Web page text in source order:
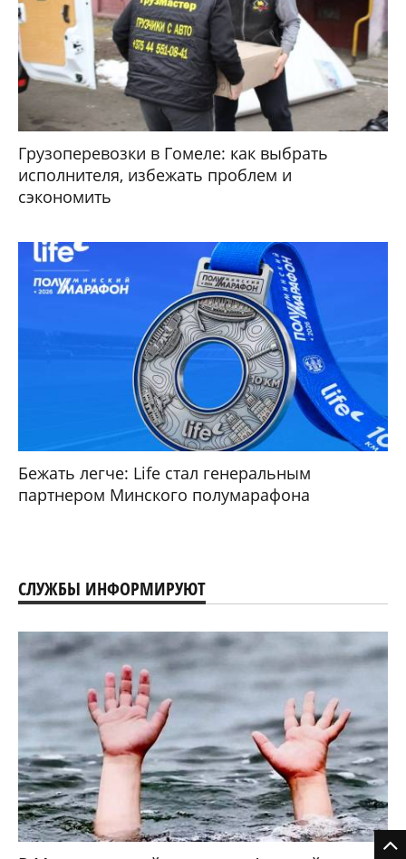
Грузоперевозки в Гомеле: как выбрать
исполнителя, избежать проблем и
сэкономить
Бежать легче: Life стал генеральным
партнером Минского полумарафона
СЛУЖБЫ ИНФОРМИРУЮТ